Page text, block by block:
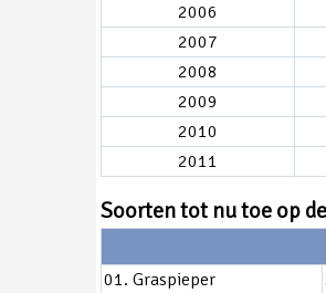
2006
2007
2008
2009
2010
2011
Soorten tot nu toe op
01. Graspieper